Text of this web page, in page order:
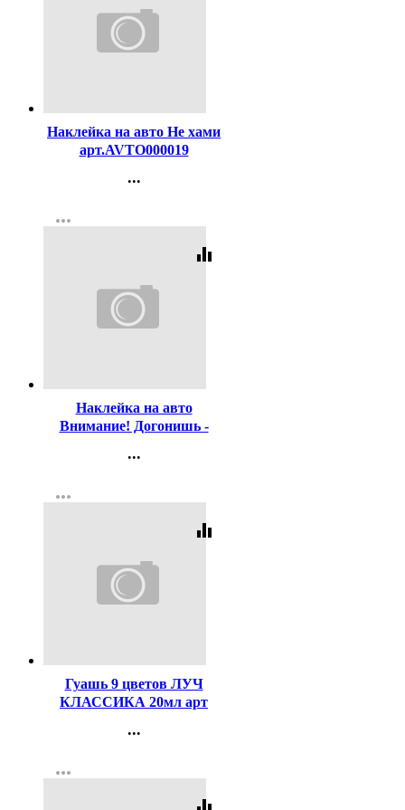
Наклейка на авто Не хами
арт.AVTO000019
...
Регистрация
more_horiz
equalizer
Наклейка на авто
Внимание! Догонишь -
...
Регистрация
more_horiz
equalizer
Гуашь 9 цветов ЛУЧ
КЛАССИКА 20мл арт
...
Регистрация
more_horiz